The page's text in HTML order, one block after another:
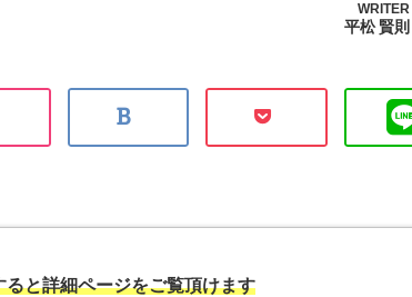
WRITER
平松 賢則
ると詳細ページをご覧頂けます